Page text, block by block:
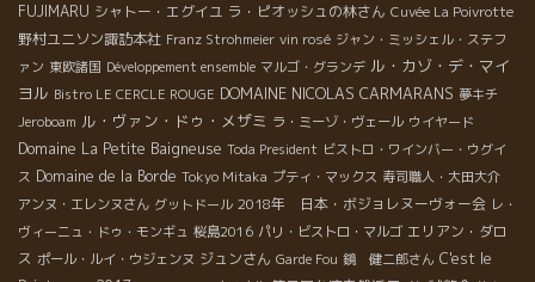
FUJIMARU シャトー・エグイユ ラ・ピオッシュの林さん Cuvée La Poivrotte
野村ユニソン諏訪本社 Franz Strohmeier vin rosé ジャン・ミッシェル・ステフ
ァン 東欧諸国 Développement ensemble マルゴ・グランデ ル・カゾ・デ・マイ
ヨル Bistro LE CERCLE ROUGE DOMAINE NICOLAS CARMARANS 夢キチ
Jeroboam ル・ヴァン・ドゥ・メザミ ラ・ミーゾ・ヴェール ウイヤード
Domaine La Petite Baigneuse Toda President ビストロ・ワインバー・ウグイ
ス Domaine de la Borde Tokyo Mitaka プティ・マックス 寿司職人・大田大介
アンヌ・エレンヌさん グットドール 2018年 日本・ボジョレヌーヴォー会 レ・
ヴィーニュ・ドゥ・モンギュ 桜島2016 パリ・ビストロ・マルゴ エリアン・ダロ
ス ポール・ルイ・ウジェンヌ ジュンさん Garde Fou 鏡 健二郎さん C'est le